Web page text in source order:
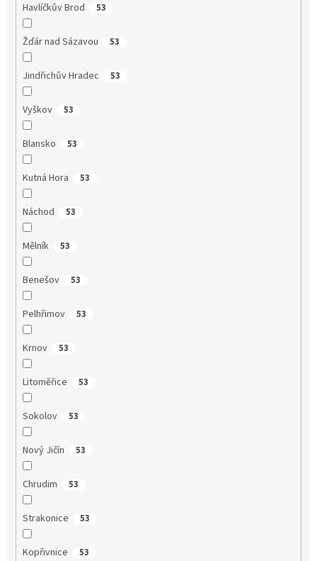
Havlíčkův Brod 53
Žďár nad Sázavou 53
Jindřichův Hradec 53
Vyškov 53
Blansko 53
Kutná Hora 53
Náchod 53
Mělník 53
Benešov 53
Pelhřimov 53
Krnov 53
Litoměřice 53
Sokolov 53
Nový Jičín 53
Chrudim 53
Strakonice 53
Kopřivnice 53